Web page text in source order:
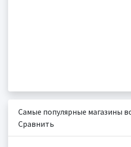
Самые популярные магазины
Сравнить